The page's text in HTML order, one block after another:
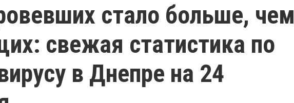
стало больше, чем
свежая статистика по
в Днепре на 24